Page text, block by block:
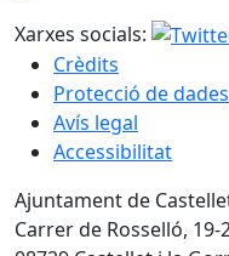
Xarxes socials:
Crèdits
Protecció de dades
Avís legal
Accessibilitat
Ajuntament de
Carrer de Rosselló, 19-